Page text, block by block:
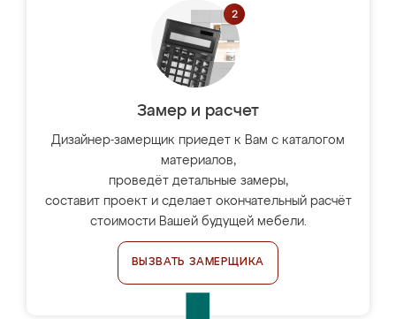
Замер и расчет
Дизайнер-замерщик приедет к Вам с каталогом
материалов,
проведёт детальные замеры,
составит проект и сделает окончательный расчёт
стоимости Вашей будущей мебели.
ВЫЗВАТЬ ЗАМЕРЩИКА